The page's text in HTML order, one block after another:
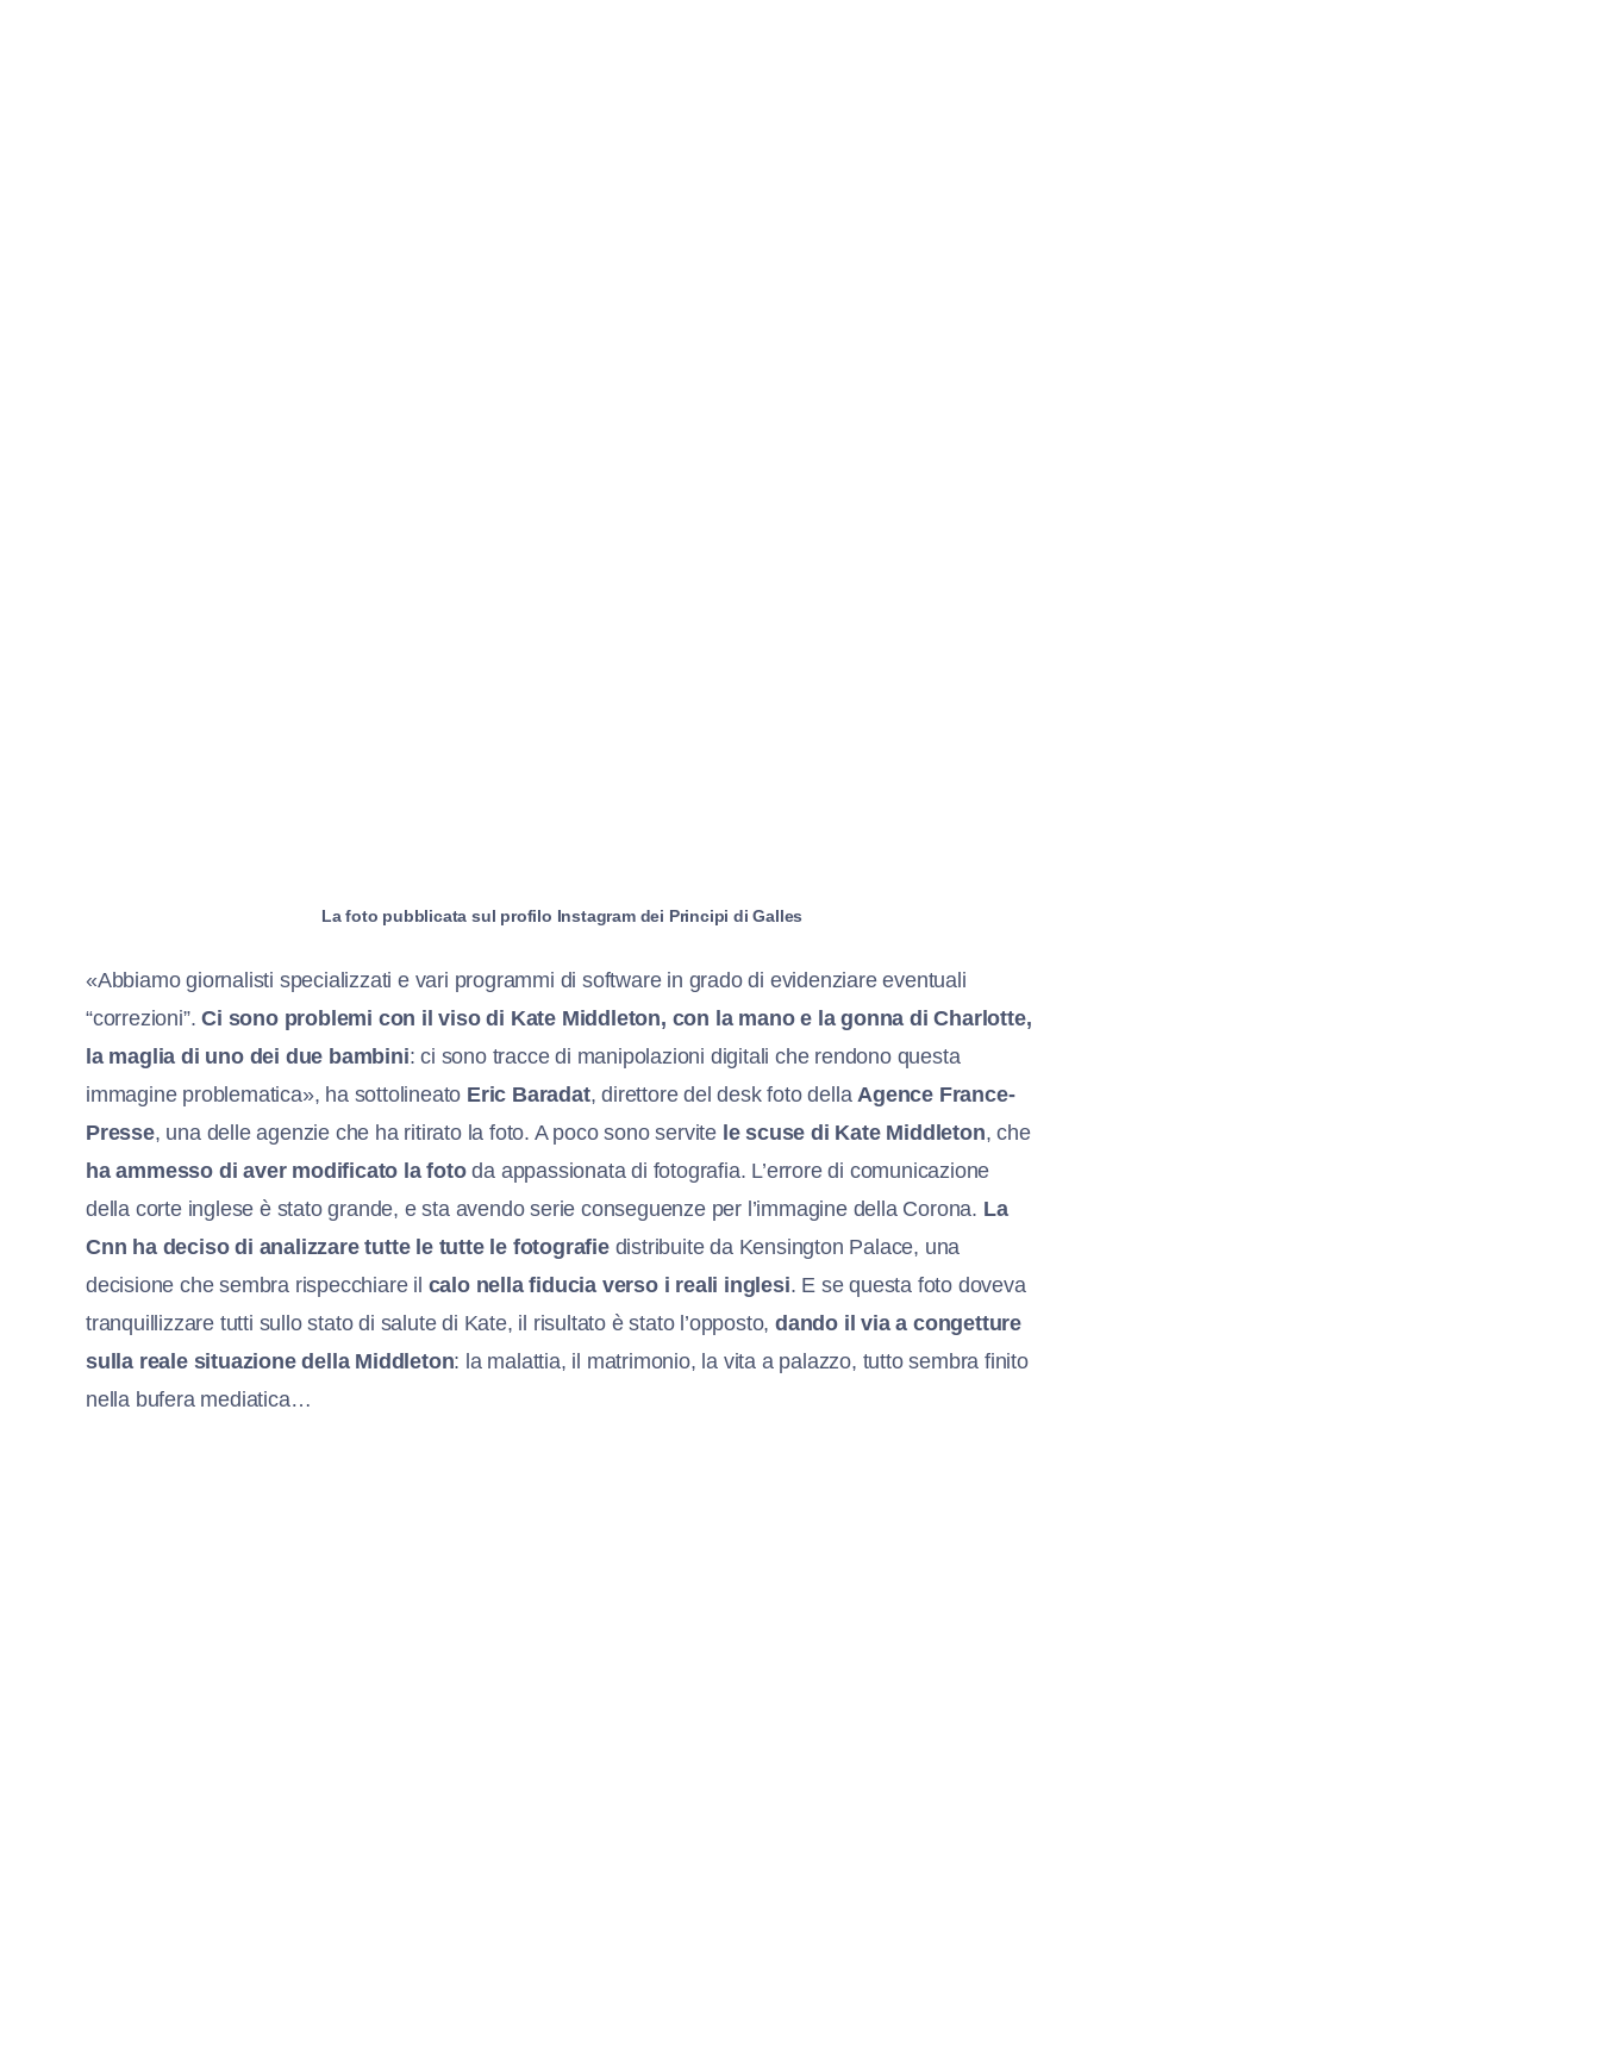
La foto pubblicata sul profilo Instagram dei Principi di Galles
«Abbiamo giornalisti specializzati e vari programmi di software in grado di evidenziare eventuali
“correzioni”.Ci sono problemi con il viso di Kate Middleton, con la mano e la gonna di Charlotte,
la maglia di uno dei due bambini: ci sono tracce di manipolazioni digitali che rendono questa
immagine problematica», ha sottolineato Eric Baradat, direttore del desk foto della Agence France-
Presse, una delle agenzie che ha ritirato la foto. A poco sono servite le scuse di Kate Middleton, che
ha ammesso di aver modificato la fotoda appassionata di fotografia. L’errore di comunicazione
della corte inglese è stato grande, e sta avendo serie conseguenze per l’immagine della Corona. La
Cnn ha deciso di analizzare tutte le tutte le fotografiedistribuite da Kensington Palace, una
decisione che sembra rispecchiare il calo nella fiducia verso i reali inglesi. E se questa foto doveva
tranquillizzare tutti sullo stato di salute di Kate, il risultato è stato l’opposto, dando il via a congetture
sulla reale situazione della Middleton: la malattia, il matrimonio, la vita a palazzo, tutto sembra finito
nella bufera mediatica…